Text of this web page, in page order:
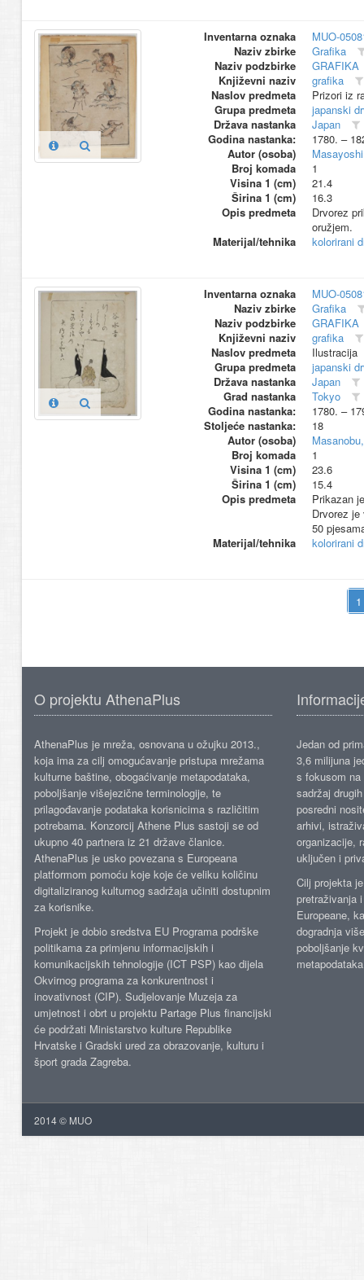
Inventarna oznaka
MUO-
Naziv zbirke
Grafika
Naziv podzbirke
GRAFIKA
Književni naziv
grafika
Naslov predmeta
Prizori iz
Grupa predmeta
japanski
Država nastanka
Japan
Godina nastanka:
1780. –
Autor (osoba)
Broj komada
1
Visina 1 (cm)
21.4
Širina 1 (cm)
16.3
Opis predmeta
Drvorez
oružjem.
Materijal/tehnika
kolorirani
Inventarna oznaka
MUO-
Naziv zbirke
Grafika
Naziv podzbirke
GRAFIKA
Književni naziv
grafika
Naslov predmeta
Ilustracija
Grupa predmeta
japanski
Država nastanka
Japan
Grad nastanka
Tokyo
Godina nastanka:
1780. –
Stoljeće nastanka:
18
Autor (osoba)
Broj komada
1
Visina 1 (cm)
23.6
Širina 1 (cm)
15.4
Opis predmeta
Prikazan
Drvorez
50
Materijal/tehnika
kolorirani
O projektu AthenaPlus
AthenaPlus je mreža, osnovana u ožujku 2013.,
koja ima za cilj omogućavanje pristupa mrežama
kulturne baštine, obogaćivanje metapodataka,
poboljšanje višejezične terminologije, te
prilagođavanje podataka korisnicima s različitim
potrebama. Konzorcij Athene Plus sastoji se od
ukupno 40 partnera iz 21 države članice.
AthenaPlus je usko povezana s Europeana
platformom pomoću koje koje će veliku količinu
digitaliziranog kulturnog sadržaja učiniti dostupnim
za korisnike.
Projekt je dobio sredstva EU Programa podrške
politikama za primjenu informacijskih i
komunikacijskih tehnologije (ICT PSP) kao dijela
Okvirnog programa za konkurentnost i
inovativnost (CIP). Sudjelovanje Muzeja za
umjetnost i obrt u projektu Partage Plus financijski
će podržati Ministarstvo kulture Republike
Hrvatske i Gradski ured za obrazovanje, kulturu i
šport grada Zagreba.
Jedan od
3,6 milijuna
s fokusom
sadržaj
posredni
arhivi,
organizacije,
uključen i
Cilj projekta
pretraživanja
Europeane,
dogradnja
poboljšanje
2014 © MUO